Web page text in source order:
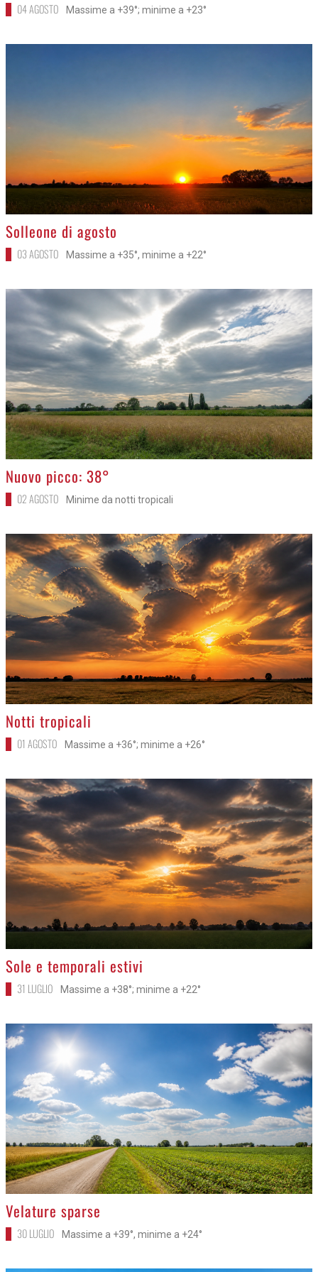
04 AGOSTO Massime a +39°; minime a +23°
>
Solleone di agosto
03 AGOSTO Massime a +35°, minime a +22°
>
Nuovo picco: 38°
02 AGOSTO Minime da notti tropicali
>
Notti tropicali
01 AGOSTO Massime a +36°; minime a +26°
>
Sole e temporali estivi
31 LUGLIO Massime a +38°; minime a +22°
>
Velature sparse
30 LUGLIO Massime a +39°, minime a +24°